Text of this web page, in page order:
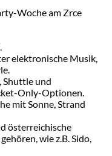
Woche am Zrce
elektronische Musik,
Shuttle und
Only-Optionen.
mit Sonne, Strand
österreichische
wie z.B. Sido,